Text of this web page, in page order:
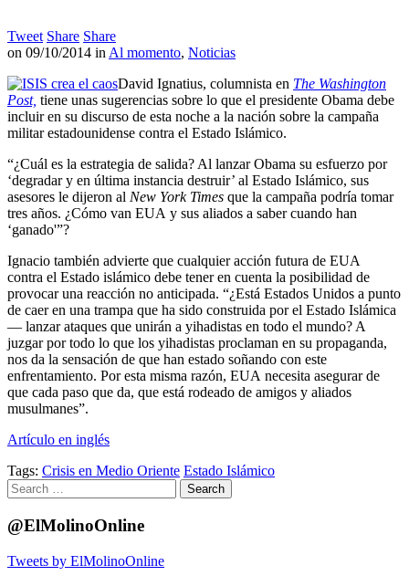
Tweet Share Share
on 09/10/2014 in Al momento, Noticias
David Ignatius, columnista en The Washington
Post, tiene unas sugerencias sobre lo que el presidente Obama debe
incluir en su discurso de esta noche a la nación sobre la campaña
militar estadounidense contra el Estado Islámico.
“¿Cuál es la estrategia de salida? Al lanzar Obama su esfuerzo por
‘degradar y en última instancia destruir’ al Estado Islámico, sus
asesores le dijeron al New York Times que la campaña podría tomar
tres años. ¿Cómo van EUA y sus aliados a saber cuando han
‘ganado'”?
Ignacio también advierte que cualquier acción futura de EUA
contra el Estado islámico debe tener en cuenta la posibilidad de
provocar una reacción no anticipada. “¿Está Estados Unidos a punto
de caer en una trampa que ha sido construida por el Estado Islámica
— lanzar ataques que unirán a yihadistas en todo el mundo? A
juzgar por todo lo que los yihadistas proclaman en su propaganda,
nos da la sensación de que han estado soñando con este
enfrentamiento. Por esta misma razón, EUA necesita asegurar de
que cada paso que da, que está rodeado de amigos y aliados
musulmanes”.
Artículo en inglés
Tags: Crisis en Medio Oriente Estado Islámico
Search
for:
@ElMolinoOnline
Tweets by ElMolinoOnline